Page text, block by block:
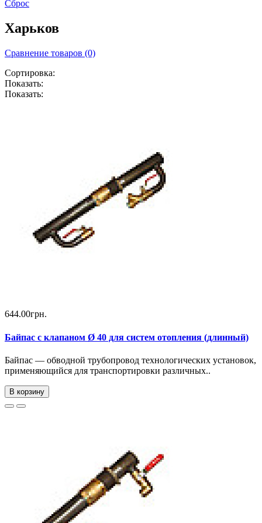
Сброс
Харьков
Сравнение товаров (0)
Сортировка:
Показать:
Показать:
644.00грн.
Байпас с клапаном Ø 40 для систем отопления (длинный)
Байпас — обводной трубопровод технологических установок,
применяющийся для транспортировки различных..
В корзину